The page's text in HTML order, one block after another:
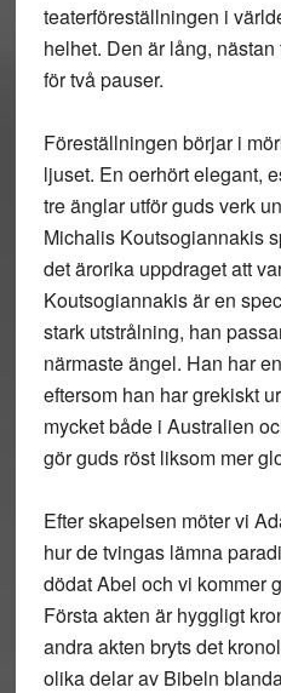
teaterföreställningen i
helhet. Den är lång,
för två pauser.
Föreställningen börjar i
ljuset. En oerhört elegant,
tre änglar utför guds verk
Michalis Koutsogiannakis
det ärorika uppdraget att
Koutsogiannakis är en
stark utstrålning, han
närmaste ängel. Han har
eftersom han har grekiskt
mycket både i Australien
gör guds röst liksom mer
Efter skapelsen möter vi
hur de tvingas lämna
dödat Abel och vi kommer
Första akten är hyggligt
andra akten bryts det
olika delar av Bibeln